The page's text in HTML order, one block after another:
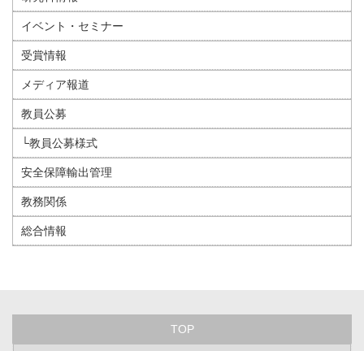
イベント・セミナー
受賞情報
メディア報道
教員公募
└教員公募様式
安全保障輸出管理
教務関係
総合情報
TOP